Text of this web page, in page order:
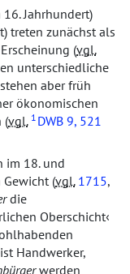
Jahrhundert)
treten zunächst als
(vgl.
unterschiedliche
aber früh
ökonomischen
(vgl. 1 DWB 9, 521
im 18. und
(vgl. 1715,
die
Oberschicht
Handwerker,
werden